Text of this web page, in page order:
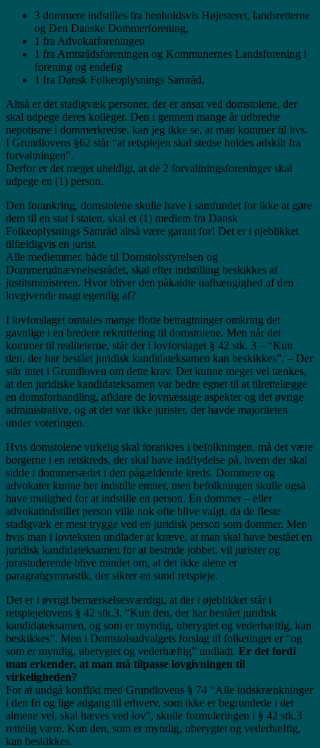
3 dommere indstilles fra henholdsvis Højesteret, landsretterne
og Den Danske Dommerforening,
1 fra Advokatforeningen
1 fra Amtsrådsforeningen og Kommunernes Landsforening i
forening og endelig
1 fra Dansk Folkeoplysnings Samråd.
Altså er det stadigvæk personer, der er ansat ved domstolene, der
skal udpege deres kolleger. Den i gennem mange år udbredte
nepotisme i dommerkredse, kan jeg ikke se, at man kommer til livs.
I Grundlovens §62 står “at retsplejen skal stedse holdes adskilt fra
forvaltningen”.
Derfor er det meget uheldigt, at de 2 forvaltningsforeninger skal
udpege en (1) person.
Den forankring, domstolene skulle have i samfundet for ikke at gøre
dem til en stat i staten, skal et (1) medlem fra Dansk
Folkeoplysnings Samråd altså være garant for! Det er i øjeblikket
tilfældigvis en jurist.
Alle medlemmer, både til Domstolsstyrelsen og
Dommerudnævnelsesrådet, skal efter indstilling beskikkes af
justitsministeren. Hvor bliver den påkaldte uafhængighed af den
lovgivende magt egentlig af?
I lovforslaget omtales mange flotte betragtninger omkring det
gavnlige i en bredere rekruttering til domstolene. Men når det
kommer til realiteterne, står der i lovforslaget § 42 stk. 3 – “Kun
den, der har bestået juridisk kandidateksamen kan beskikkes”. – Der
står intet i Grundloven om dette krav. Det kunne meget vel tænkes,
at den juridiske kandidateksamen var bedre egnet til at tilrettelægge
en domsforhandling, afklare de lovmæssige aspekter og det øvrige
administrative, og at det var ikke jurister, der havde majoriteten
under voteringen.
Hvis domstolene virkelig skal forankres i befolkningen, må det være
borgerne i en retskreds, der skal have indflydelse på, hvem der skal
sidde i dommersædet i den pågældende kreds. Dommere og
advokater kunne her indstille emner, men befolkningen skulle også
have mulighed for at indstille en person. En dommer – eller
advokatindstillet person ville nok ofte blive valgt, da de fleste
stadigvæk er mest trygge ved en juridisk person som dommer. Men
hvis man i lovteksten undlader at kræve, at man skal have bestået en
juridisk kandidateksamen for at bestride jobbet, vil jurister og
jurastuderende blive mindet om, at det ikke alene er
paragrafgymnastik, der sikrer en sund retspleje.
Det er i øvrigt bemærkelsesværdigt, at der i øjeblikket står i
retsplejelovens § 42 stk.3. “Kun den, der har bestået juridisk
kandidateksamen, og som er myndig, uberygtet og vederhæftig, kan
beskikkes”. Men i Domstolsudvalgets forslag til folketinget er “og
som er myndig, uberygtet og vederhæftig” undladt. Er det fordi
man erkender, at man må tilpasse lovgivningen til
virkeligheden?
For at undgå konflikt med Grundlovens § 74 “Alle indskrænkninger
i den fri og lige adgang til erhverv, som ikke er begrundede i det
almene vel, skal hæves ved lov”, skulle formuleringen i § 42 stk.3
rettelig være. Kun den, som er myndig, uberygtet og vederhæftig,
kan beskikkes.